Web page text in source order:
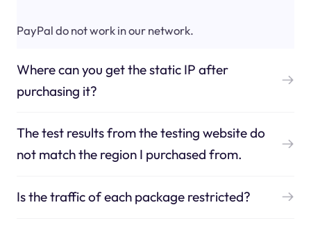
PayPal do not work in our network.
Where can you get the static IP after
purchasing it?
The test results from the testing website do
not match the region I purchased from.
Is the traffic of each package restricted?